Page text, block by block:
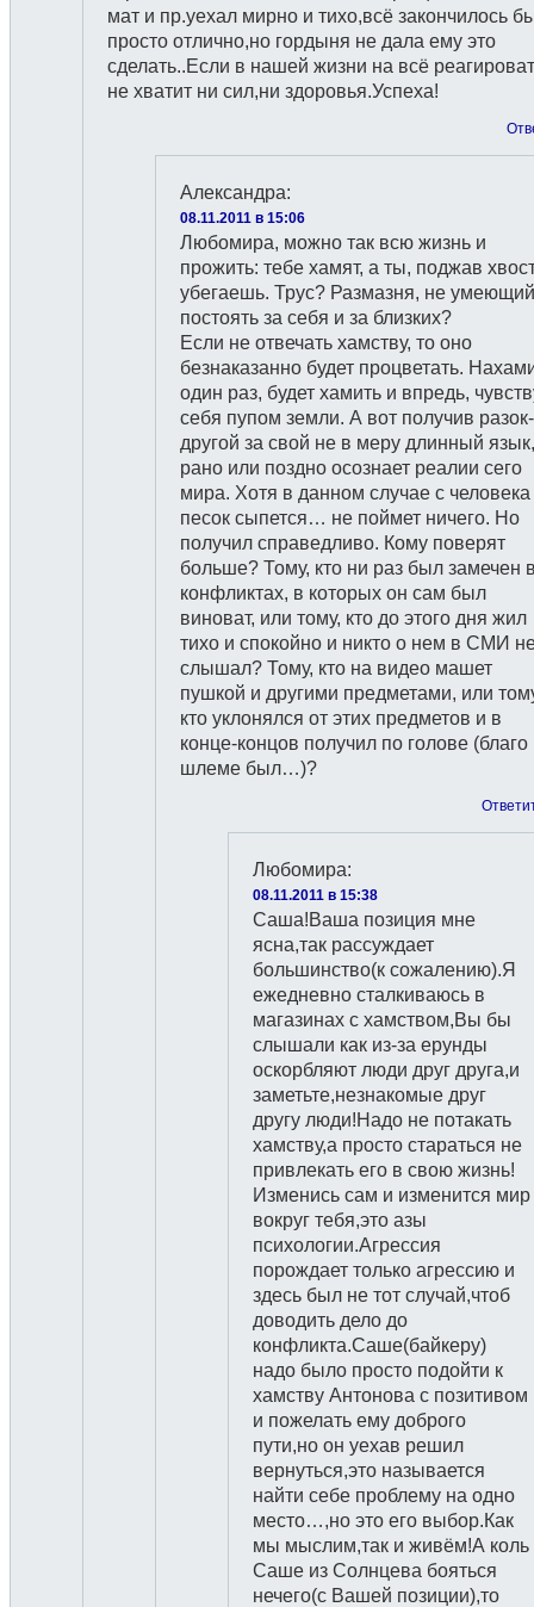
мат и пр.уехал мирно и тихо,всё закончилось
просто отлично,но гордыня не дала ему это
сделать..Если в нашей жизни на всё
не хватит ни сил,ни здоровья.Успеха!
Александра:
08.11.2011 в 15:06
Любомира, можно так всю жизнь и
прожить: тебе хамят, а ты, поджав
убегаешь. Трус? Размазня, не умеющий
постоять за себя и за близких?
Если не отвечать хамству, то оно
безнаказанно будет процветать.
один раз, будет хамить и впредь,
себя пупом земли. А вот получив разок-
другой за свой не в меру длинный язык,
рано или поздно осознает реалии сего
мира. Хотя в данном случае с человека
песок сыпется… не поймет ничего. Но
получил справедливо. Кому поверят
больше? Тому, кто ни раз был замечен
конфликтах, в которых он сам был
виноват, или тому, кто до этого дня жил
тихо и спокойно и никто о нем в СМИ
слышал? Тому, кто на видео машет
пушкой и другими предметами, или
кто уклонялся от этих предметов и в
конце-концов получил по голове (благо
шлеме был…)?
Любомира:
08.11.2011 в 15:38
Саша!Ваша позиция мне
ясна,так рассуждает
большинство(к сожалению).Я
ежедневно сталкиваюсь в
магазинах с хамством,Вы бы
слышали как из-за ерунды
оскорбляют люди друг друга,и
заметьте,незнакомые друг
другу люди!Надо не потакать
хамству,а просто стараться не
привлекать его в свою жизнь!
Изменись сам и изменится мир
вокруг тебя,это азы
психологии.Агрессия
порождает только агрессию и
здесь был не тот случай,чтоб
доводить дело до
конфликта.Саше(байкеру)
надо было просто подойти к
хамству Антонова с позитивом
и пожелать ему доброго
пути,но он уехав решил
вернуться,это называется
найти себе проблему на одно
место…,но это его выбор.Как
мы мыслим,так и живём!А коль
Саше из Солнцева бояться
нечего(с Вашей позиции),то